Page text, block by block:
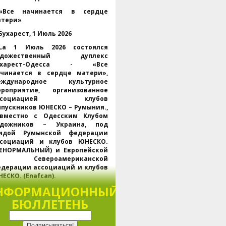
начинается в сердце
1 Июль 2026
1 Июль 2026 состоялся
дуплекс
Одесса - «Все
в сердце матери»,
культурное
организованное
клубов
ЮНЕСКО – Румыния.,
с Одесским Клубом
– Украина, под
Румынской федерации
и клубов ЮНЕСКО.
и Европейской
ассоциаций и клубов
(Enafcan).
одновременно в
и Одессе., через
Webex, мероприятие
региональных и
БЮЛЛЕТЕНЬ